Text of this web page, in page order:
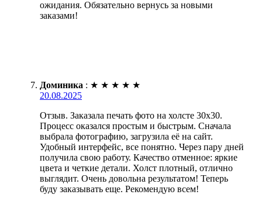
ожидания. Обязательно вернусь за новыми
заказами!
Доминика : ★ ★ ★ ★ ★
20.08.2025
Отзыв. Заказала печать фото на холсте 30х30.
Процесс оказался простым и быстрым. Сначала
выбрала фотографию, загрузила её на сайт.
Удобный интерфейс, все понятно. Через пару дней
получила свою работу. Качество отменное: яркие
цвета и четкие детали. Холст плотный, отлично
выглядит. Очень довольна результатом! Теперь
буду заказывать еще. Рекомендую всем!